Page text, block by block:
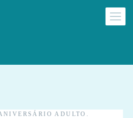
ADULTO.